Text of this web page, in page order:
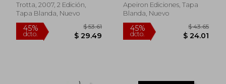
45%
Trotta, 2007, 2 Edición,
Tapa Blanda, Nuevo
Apeiron Ediciones, Tapa
Blanda, Nuevo